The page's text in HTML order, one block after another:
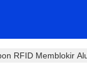
RFID Memblokir